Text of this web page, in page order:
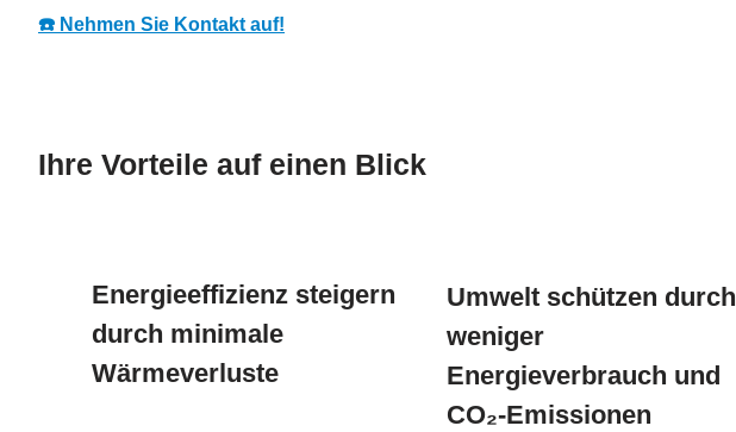
☎️ Nehmen Sie Kontakt auf!
Ihre Vorteile auf einen Blick
Energieeffizienz steigern
durch minimale
Wärmeverluste
Umwelt schützen durch
weniger
Energieverbrauch und
CO₂-Emissionen